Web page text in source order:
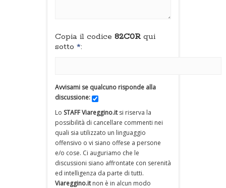
Copia il codice 82C0R qui
sotto *:
Avvisami se qualcuno risponde alla
discussione:
Lo STAFF Viareggino.itsi riserva la
possibilità di cancellare commenti nei
quali sia utilizzato un linguaggio
offensivo o vi siano offese a persone
e/o cose. Ci auguriamo che le
discussioni siano affrontate con serenità
ed intelligenza da parte di tutti.
Viareggino.itnon è in alcun modo